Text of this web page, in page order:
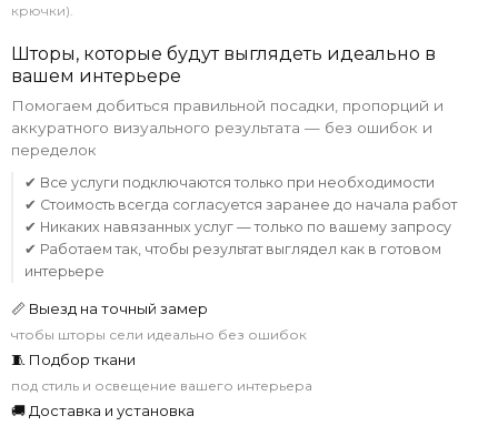
крючки).
Шторы, которые будут выглядеть идеально в
вашем интерьере
Помогаем добиться правильной посадки, пропорций и
аккуратного визуального результата — без ошибок и
переделок
✔ Все услуги подключаются только при необходимости
✔ Стоимость всегда согласуется заранее до начала работ
✔ Никаких навязанных услуг — только по вашему запросу
✔ Работаем так, чтобы результат выглядел как в готовом
интерьере
📏 Выезд на точный замер
чтобы шторы сели идеально без ошибок
🧵 Подбор ткани
под стиль и освещение вашего интерьера
🚚 Доставка и установка